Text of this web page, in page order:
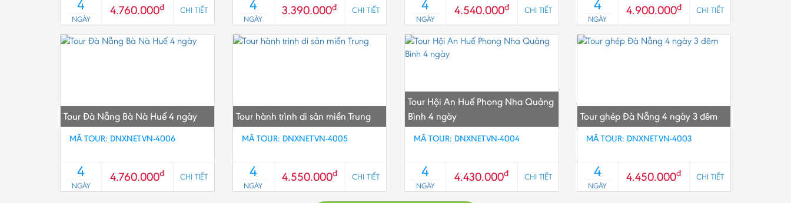
4
NGÀY
4.760.000đ CHI TIẾT 4
NGÀY
3.390.000đ CHI TIẾT 4
NGÀY
4.540.000đ CHI TIẾT 4
NGÀY
4.900.000đ CHI TIẾT
Tour Đà Nẵng Bà Nà Huế 4 ngày
MÃ TOUR: DNXNETVN-4006
4
NGÀY
4.760.000đ CHI TIẾT
Tour hành trình di sản miền Trung
MÃ TOUR: DNXNETVN-4005
4
NGÀY
4.550.000đ CHI TIẾT
Tour Hội An Huế Phong Nha Quảng
Bình 4 ngày
MÃ TOUR: DNXNETVN-4004
4
NGÀY
4.430.000đ CHI TIẾT
Tour ghép Đà Nẵng 4 ngày 3 đêm
MÃ TOUR: DNXNETVN-4003
4
NGÀY
4.450.000đ CHI TIẾT